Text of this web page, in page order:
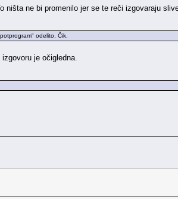
ništa ne bi promenilo jer se te reči izgovaraju
odelito. Čik.
je očigledna.